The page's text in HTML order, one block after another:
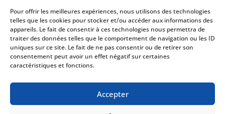
Pour offrir les meilleures expériences, nous utilisons des technologies
telles que les cookies pour stocker et/ou accéder aux informations des
appareils. Le fait de consentir à ces technologies nous permettra de
traiter des données telles que le comportement de navigation ou les ID
uniques sur ce site. Le fait de ne pas consentir ou de retirer son
consentement peut avoir un effet négatif sur certaines
caractéristiques et fonctions.
Accepter
Politique de confidentialité